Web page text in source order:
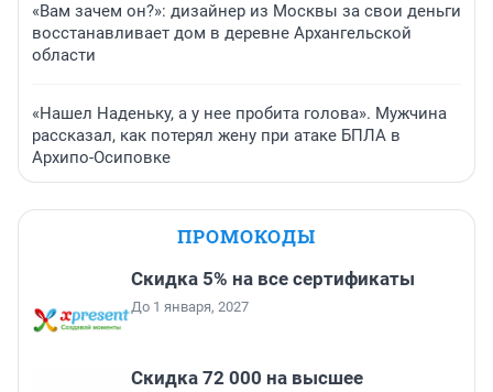
«Вам зачем он?»: дизайнер из Москвы за свои деньги
восстанавливает дом в деревне Архангельской
области
«Нашел Наденьку, а у нее пробита голова». Мужчина
рассказал, как потерял жену при атаке БПЛА в
Архипо-Осиповке
ПРОМОКОДЫ
Скидка 5% на все сертификаты
До 1 января, 2027
Скидка 72 000 на высшее